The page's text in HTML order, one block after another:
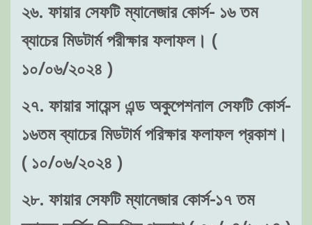
২৬. ফায়ার সেফটি ম্যানেজার কোর্স- ১৬ তম
ব্যাচের মিডটার্ম পরীক্ষার ফলাফল। (
১০/০৬/২০২৪ )
২৭. ফায়ার সায়েন্স এন্ড অকুপেশনাল সেফটি কোর্স-
১৬তম ব্যাচের মিডটার্ম পরিক্ষার ফলাফল প্রকাশ।
( ১০/০৬/২০২৪ )
২৮. ফায়ার সেফটি ম্যানেজার কোর্স-১৭ তম